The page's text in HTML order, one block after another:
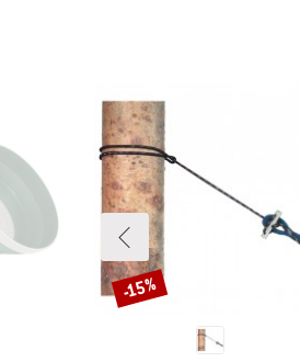
Korting
-15%